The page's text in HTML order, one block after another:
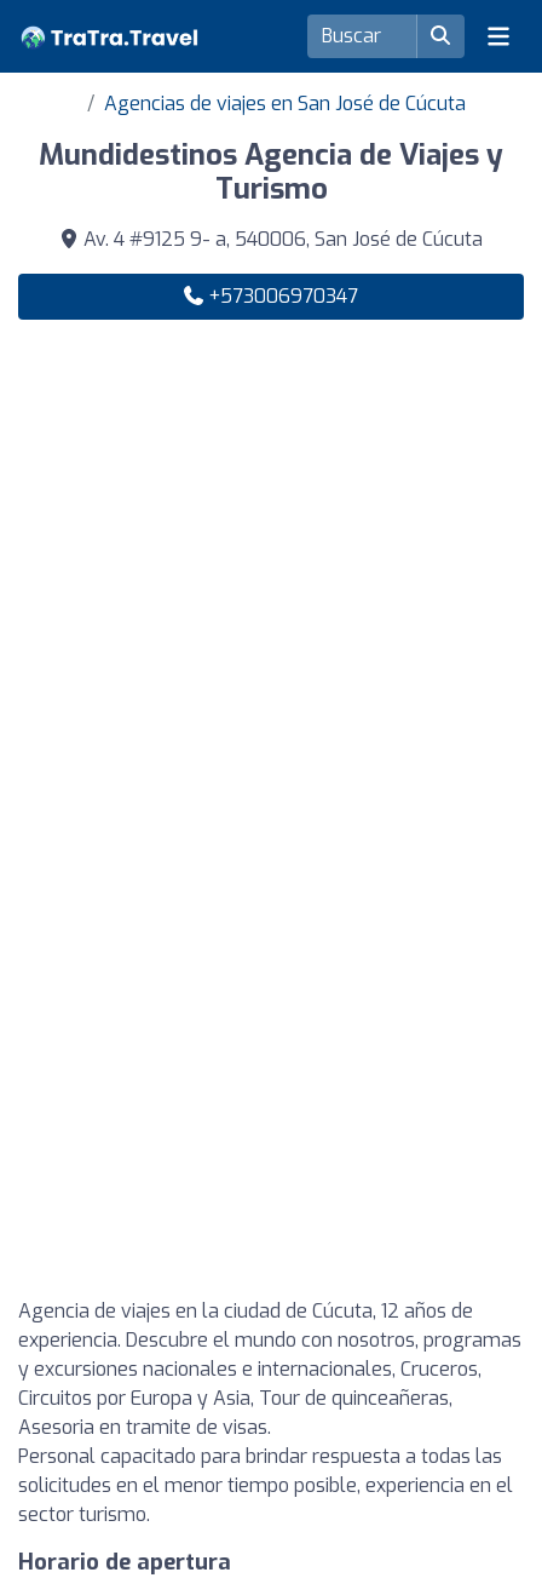
Agencias de viajes en San José de Cúcuta
Mundidestinos Agencia de Viajes y
Turismo
Av. 4 #9125 9- a, 540006, San José de Cúcuta
+573006970347
Agencia de viajes en la ciudad de Cúcuta, 12 años de
experiencia. Descubre el mundo con nosotros, programas
y excursiones nacionales e internacionales, Cruceros,
Circuitos por Europa y Asia, Tour de quinceañeras,
Asesoria en tramite de visas.
Personal capacitado para brindar respuesta a todas las
solicitudes en el menor tiempo posible, experiencia en el
sector turismo.
Horario de apertura